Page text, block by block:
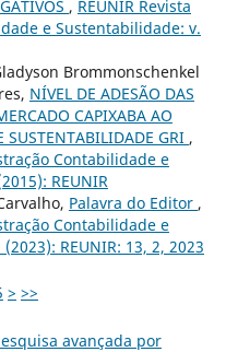
, REUNIR Revista
e Sustentabilidade: v.
Brommonschenkel
NÍVEL DE ADESÃO DAS
CAPIXABA AO
SUSTENTABILIDADE GRI ,
Contabilidade e
REUNIR
Palavra do Editor ,
Contabilidade e
REUNIR: 13, 2, 2023
> >>
avançada por